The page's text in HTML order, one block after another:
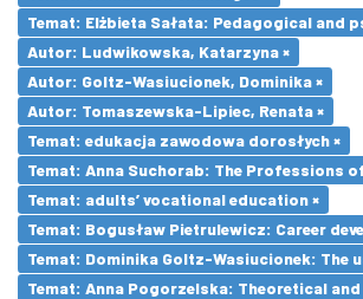
Temat: Elżbieta Sałata: Pedagogical
Autor: Ludwikowska, Katarzyna ×
Autor: Goltz-Wasiucionek, Dominika ×
Autor: Tomaszewska-Lipiec, Renata ×
Temat: edukacja zawodowa dorosłych ×
Temat: Anna Suchorab: The Professions
Temat: adults’ vocational education ×
Temat: Bogusław Pietrulewicz: Career
Temat: Dominika Goltz-Wasiucionek: The
Temat: Anna Pogorzelska: Theoretical